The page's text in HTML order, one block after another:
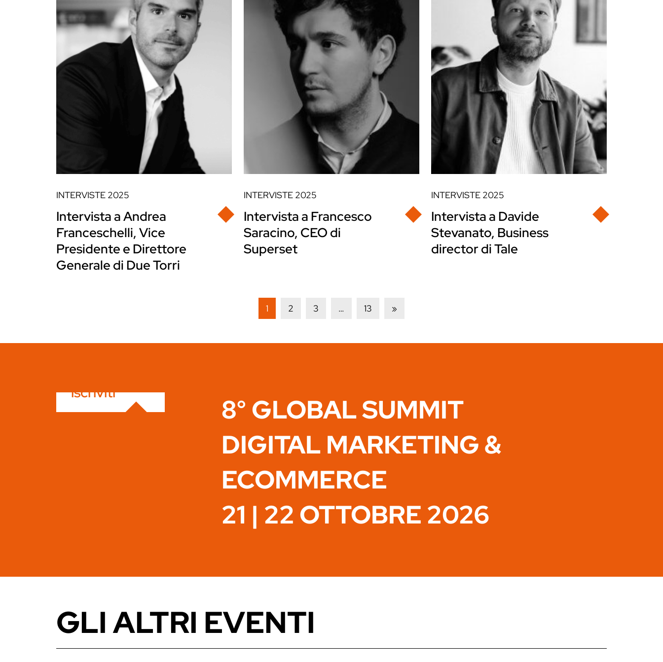
INTERVISTE 2025
Intervista a Andrea
Franceschelli, Vice
Presidente e Direttore
Generale di Due Torri
INTERVISTE 2025
Intervista a Francesco
Saracino, CEO di
Superset
INTERVISTE 2025
Intervista a Davide
Stevanato, Business
director di Tale
1 2 3 … 13 »
iscriviti
8° GLOBAL SUMMIT
DIGITAL MARKETING &
ECOMMERCE
21 | 22 OTTOBRE 2026
GLI ALTRI EVENTI